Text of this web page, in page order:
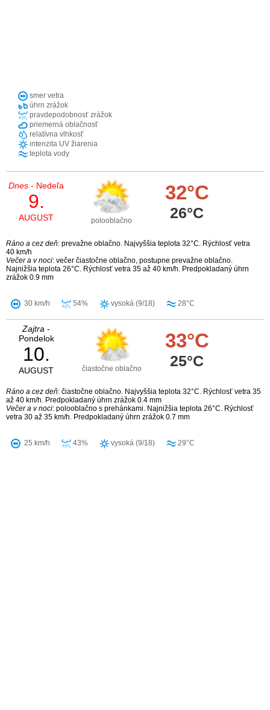
smer vetra
úhrn zrážok
pravdepodobnosť zrážok
priemerná oblačnosť
relatívna vlhkosť
intenzita UV žiarenia
teplota vody
Dnes - Nedeľa
9.
AUGUST polooblačno
32°C
26°C
Ráno a cez deň: prevažne oblačno. Najvyššia teplota 32°C. Rýchlosť vetra
40 km/h
Večer a v noci: večer čiastočne oblačno, postupne prevažne oblačno.
Najnižšia teplota 26°C. Rýchlosť vetra 35 až 40 km/h. Predpokladaný úhrn
zrážok 0.9 mm
30 km/h 54% vysoká (9/18) 28°C
Zajtra -
Pondelok
10.
AUGUST čiastočne oblačno
33°C
25°C
Ráno a cez deň: čiastočne oblačno. Najvyššia teplota 32°C. Rýchlosť vetra 35
až 40 km/h. Predpokladaný úhrn zrážok 0.4 mm
Večer a v noci: polooblačno s prehánkami. Najnižšia teplota 26°C. Rýchlosť
vetra 30 až 35 km/h. Predpokladaný úhrn zrážok 0.7 mm
25 km/h 43% vysoká (9/18) 29°C